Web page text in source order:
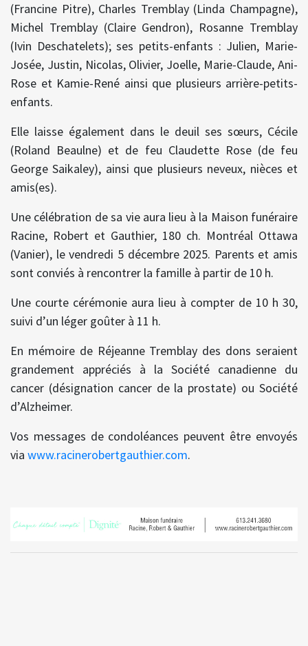
(Francine Pitre), Charles Tremblay (Linda Champagne),
Michel Tremblay (Claire Gendron), Rosanne Tremblay
(Ivin Deschatelets); ses petits-enfants : Julien, Marie-
Josée, Justin, Nicolas, Olivier, Joelle, Marie-Claude, Ani-
Rose et Kamie-René ainsi que plusieurs arrière-petits-
enfants.
Elle laisse également dans le deuil ses sœurs, Cécile
(Roland Beaulne) et de feu Claudette Rose (de feu
George Saikaley), ainsi que plusieurs neveux, nièces et
amis(es).
Une célébration de sa vie aura lieu à la Maison funéraire
Racine, Robert et Gauthier, 180 ch. Montréal Ottawa
(Vanier), le vendredi 5 décembre 2025. Parents et amis
sont conviés à rencontrer la famille à partir de 10 h.
Une courte cérémonie aura lieu à compter de 10 h 30,
suivi d’un léger goûter à 11 h.
En mémoire de Réjeanne Tremblay des dons seraient
grandement appréciés à la Société canadienne du
cancer (désignation cancer de la prostate) ou Société
d’Alzheimer.
Vos messages de condoléances peuvent être envoyés
via www.racinerobertgauthier.com.